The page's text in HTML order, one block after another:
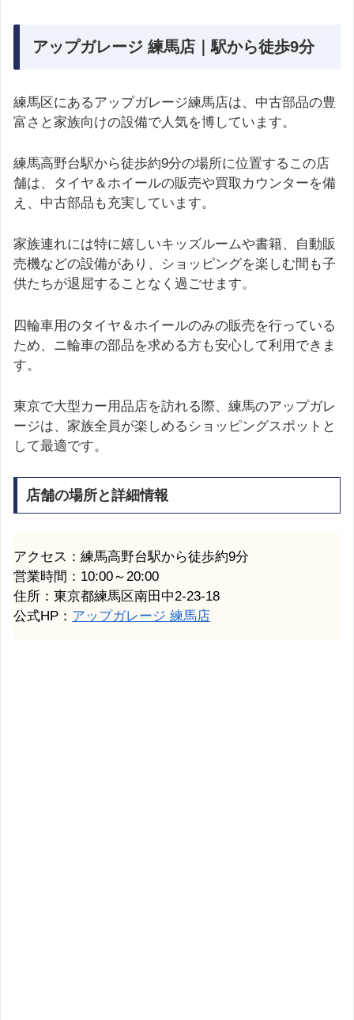
アップガレージ 練馬店｜駅から徒歩9分
練馬区にあるアップガレージ練馬店は、中古部品の豊
富さと家族向けの設備で人気を博しています。
練馬高野台駅から徒歩約9分の場所に位置するこの店
舗は、タイヤ＆ホイールの販売や買取カウンターを備
え、中古部品も充実しています。
家族連れには特に嬉しいキッズルームや書籍、自動販
売機などの設備があり、ショッピングを楽しむ間も子
供たちが退屈することなく過ごせます。
四輪車用のタイヤ＆ホイールのみの販売を行っている
ため、ニ輪車の部品を求める方も安心して利用できま
す。
東京で大型カー用品店を訪れる際、練馬のアップガレ
ージは、家族全員が楽しめるショッピングスポットと
して最適です。
店舗の場所と詳細情報
アクセス：練馬高野台駅から徒歩約9分
営業時間：10:00～20:00
住所：東京都練馬区南田中2-23-18
公式HP： アップガレージ 練馬店